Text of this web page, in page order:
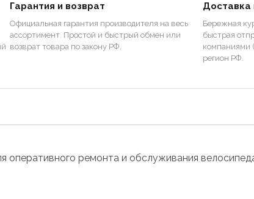
Гарантия и возврат
Официальная гарантия производителя на весь
ассортимент. Простой и быстрый обмен или
возврат товара по закону РФ.
Доставка
Бережная
быстрая
компаниями
регион РФ.
ремонта и обслуживания